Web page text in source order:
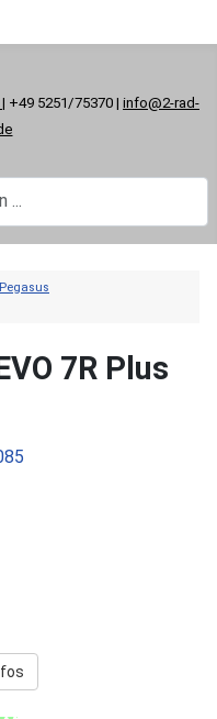
| +49 5251/75370 | info@2-rad-
Pegasus
7R Plus